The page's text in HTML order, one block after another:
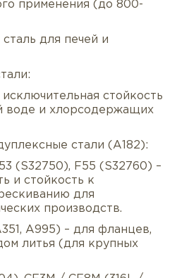
применения (до 800-
сталь для печей и
стойкость
воде и хлорсодержащих
стали (A182):
(S32750), F55 (S32760) –
и стойкость к
для
производств.
A995) – для фланцев,
литья (для крупных